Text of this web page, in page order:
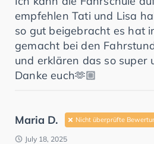
empfehlen Tati und Lisa
so gut beigebracht es hat
gemacht bei den
und erklären das so super
Danke euch🫶🏼
Maria D. Nicht überprüfte
July 18, 2025